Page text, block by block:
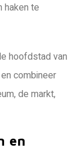
haken te
hoofdstad van
combineer
de markt,
en